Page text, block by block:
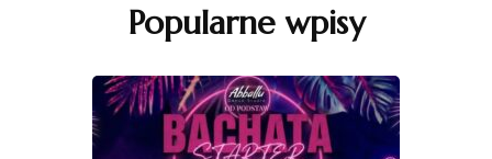
Popularne wpisy